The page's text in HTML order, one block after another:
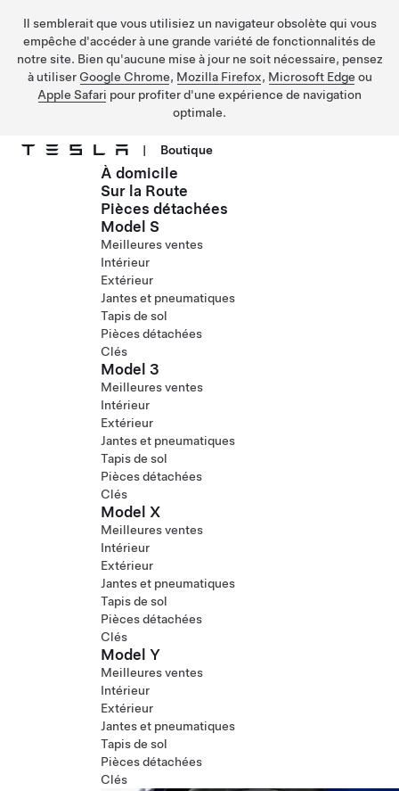
Il semblerait que vous utilisiez un navigateur obsolète qui vous
empêche d'accéder à une grande variété de fonctionnalités de
notre site. Bien qu'aucune mise à jour ne soit nécessaire, pensez
à utiliser Google Chrome, Mozilla Firefox, Microsoft Edge ou
Apple Safari pour profiter d'une expérience de navigation
optimale.
Passer au contenu principal
| Boutique
À domicile
Sur la Route
Pièces détachées
Model S
Meilleures ventes
Intérieur
Extérieur
Jantes et pneumatiques
Tapis de sol
Pièces détachées
Clés
Model 3
Meilleures ventes
Intérieur
Extérieur
Jantes et pneumatiques
Tapis de sol
Pièces détachées
Clés
Model X
Meilleures ventes
Intérieur
Extérieur
Jantes et pneumatiques
Tapis de sol
Pièces détachées
Clés
Model Y
Meilleures ventes
Intérieur
Extérieur
Jantes et pneumatiques
Tapis de sol
Pièces détachées
Clés